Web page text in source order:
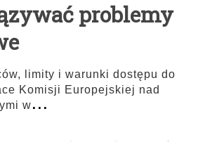
problemy
limity i warunki dostępu do
Komisji Europejskiej nad
w...